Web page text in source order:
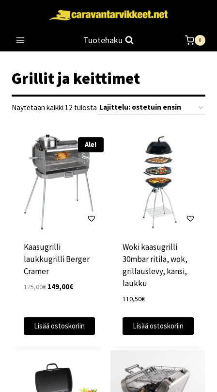
Tuotehaku 0
Grillit ja keittimet
Näytetään kaikki 12 tulosta Suosituimmat
Ale!
Kaasugrilli
laukkugrilli Berger
Cramer
175,00€ Alkuperäinen
175,00€.
149,00€Nykyinen
149,00€.
Lisää ostoskoriin
Woki kaasugrilli
30mbar ritilä, wok,
grillauslevy, kansi,
laukku
110,50€
Lisää ostoskoriin